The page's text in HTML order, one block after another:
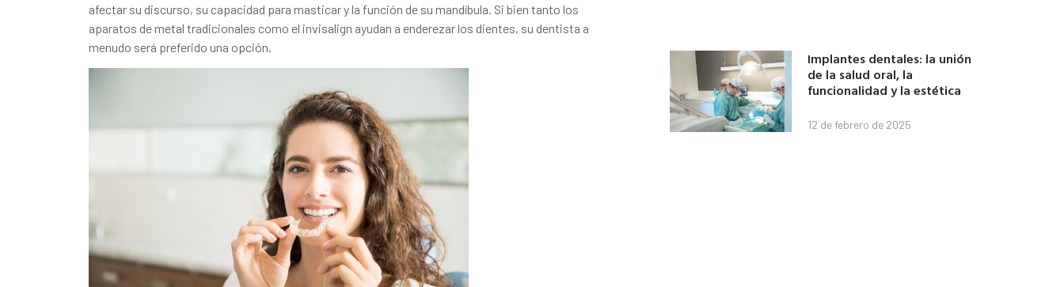
afectar su discurso, su capacidad para masticar y la función de su mandíbula. Si bien tanto los
aparatos de metal tradicionales como el invisalign ayudan a enderezar los dientes, su dentista a
menudo será preferido una opción.
Implantes dentales: la unión
de la salud oral, la
funcionalidad y la estética
12 de febrero de 2025